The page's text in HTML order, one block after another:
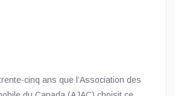
du Canada
cinq ans que l’Association des